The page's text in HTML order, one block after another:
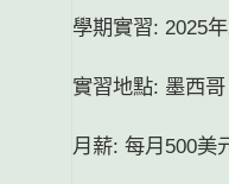
學期實習: 2025年
實習地點: 墨西哥
月薪: 每月 500美